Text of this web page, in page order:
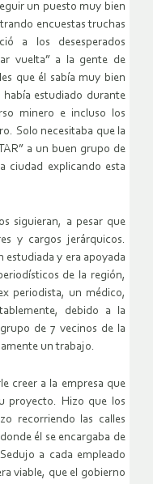
un puesto muy bien
encuestas truchas
a los desesperados
vuelta” a la gente de
que él sabía muy bien
estudiado durante
minero e incluso los
Solo necesitaba que la
a un buen grupo de
ciudad explicando esta
siguieran, a pesar que
y cargos jerárquicos.
estudiada y era apoyada
de la región,
periodista, un médico,
debido a la
de 7 vecinos de la
un trabajo.
creer a la empresa que
proyecto. Hizo que los
recorriendo las calles
él se encargaba de
a cada empleado
viable, que el gobierno